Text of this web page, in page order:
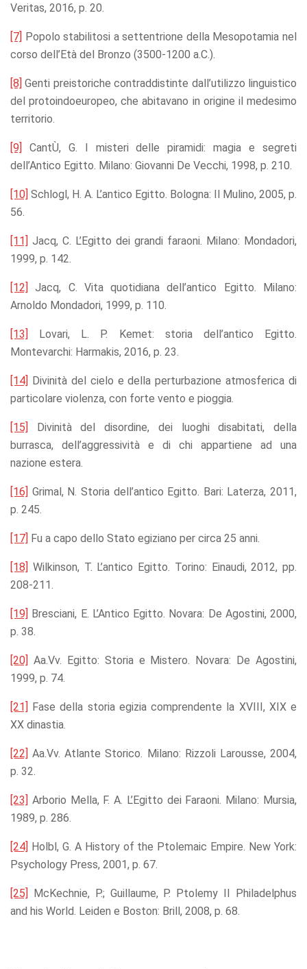
Veritas, 2016, p. 20.
[7] Popolo stabilitosi a settentrione della Mesopotamia nel
corso dell’Età del Bronzo (3500-1200 a.C.).
[8] Genti preistoriche contraddistinte dall’utilizzo linguistico
del protoindoeuropeo, che abitavano in origine il medesimo
territorio.
[9]
CantÙ, G. I misteri delle piramidi: magia e segreti
dell’Antico Egitto. Milano: Giovanni De Vecchi, 1998, p. 210.
[10] Schlogl, H. A. L’antico Egitto. Bologna: Il Mulino, 2005, p.
56.
[11] Jacq, C. L’Egitto dei grandi faraoni. Milano: Mondadori,
1999, p. 142.
[12]
Jacq, C. Vita quotidiana dell’antico Egitto. Milano:
Arnoldo Mondadori, 1999, p. 110.
[13]
Lovari, L. P. Kemet: storia dell’antico Egitto.
Montevarchi: Harmakis, 2016, p. 23.
[14] Divinità del cielo e della perturbazione atmosferica di
particolare violenza, con forte vento e pioggia.
[15]
Divinità del disordine, dei luoghi disabitati, della
burrasca, dell’aggressività e di chi appartiene ad una
nazione estera.
[16] Grimal, N. Storia dell’antico Egitto. Bari: Laterza, 2011,
p. 245.
[17] Fu a capo dello Stato egiziano per circa 25 anni.
[18] Wilkinson, T. L’antico Egitto. Torino: Einaudi, 2012, pp.
208-211.
[19] Bresciani, E. L’Antico Egitto. Novara: De Agostini, 2000,
p. 38.
[20] Aa.Vv. Egitto: Storia e Mistero. Novara: De Agostini,
1999, p. 74.
[21] Fase della storia egizia comprendente la XVIII, XIX e
XX dinastia.
[22] Aa.Vv. Atlante Storico. Milano: Rizzoli Larousse, 2004,
p. 32.
[23] Arborio Mella, F. A. L’Egitto dei Faraoni. Milano: Mursia,
1989, p. 286.
[24] Holbl, G. A History of the Ptolemaic Empire. New York:
Psychology Press, 2001, p. 67.
[25] McKechnie, P.; Guillaume, P. Ptolemy II Philadelphus
and his World. Leiden e Boston: Brill, 2008, p. 68.